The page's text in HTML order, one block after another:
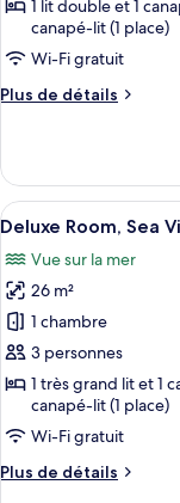
chambre :
Chambre
Deluxe,
ville
1 lit double et 1
canapé-lit (1 place)
Wi-Fi gratuit
Plus de détails
Plus
le
type
de
Chambre
Deluxe,
vue
ville
Afficher
toutes
les
photos
pour
ce
type
chambre :
Deluxe
Room,
4
Deluxe Room, Sea
Vue sur la mer
26 m²
1 chambre
3 personnes
1 très grand lit et 1
canapé-lit (1 place)
Wi-Fi gratuit
Plus de détails
Plus